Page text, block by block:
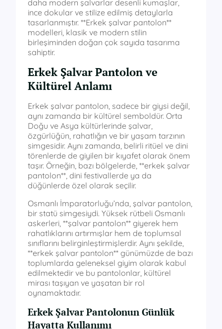
daha modern şalvarlar desenli kumaşlar,
ince dokular ve stilize edilmiş detaylarla
tasarlanmıştır. **Erkek şalvar pantolon**
modelleri, klasik ve modern stilin
birleşiminden doğan çok sayıda tasarıma
sahiptir.
Erkek Şalvar Pantolon ve
Kültürel Anlamı
Erkek şalvar pantolon, sadece bir giysi değil,
aynı zamanda bir kültürel semboldür. Orta
Doğu ve Asya kültürlerinde şalvar,
özgürlüğün, rahatlığın ve bir yaşam tarzının
simgesidir. Aynı zamanda, belirli ritüel ve dini
törenlerde de giyilen bir kıyafet olarak önem
taşır. Örneğin, bazı bölgelerde, **erkek şalvar
pantolon**, dini festivallerde ya da
düğünlerde özel olarak seçilir.
Osmanlı İmparatorluğu’nda, şalvar pantolon,
bir statü simgesiydi. Yüksek rütbeli Osmanlı
askerleri, **şalvar pantolon** giyerek hem
rahatlıklarını artırmışlar hem de toplumsal
sınıflarını belirginleştirmişlerdir. Aynı şekilde,
**erkek şalvar pantolon** günümüzde de bazı
toplumlarda geleneksel giyim olarak kabul
edilmektedir ve bu pantolonlar, kültürel
mirası taşıyan ve yaşatan bir rol
oynamaktadır.
Erkek Şalvar Pantolonun Günlük
Hayatta Kullanımı